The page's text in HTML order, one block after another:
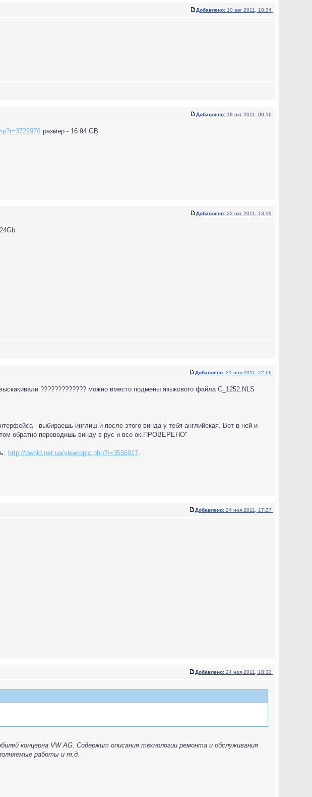
Добавлено: 10 авг 2011, 10:34
Добавлено: 18 окт 2011, 00:16
размер - 16.94 GB
Добавлено: 22 окт 2011, 13:19
Добавлено: 21 ноя 2011, 22:06
????????????? можно вместо подмены языкового файла C_1252.NLS
- выбираешь инглиш и после этого винда у тебя английская. Вот в ней и
обратно переводишь винду в рус и все ок.ПРОВЕРЕНО"
http://dwnld.net.ua/viewtopic.php?t=3556917.
Добавлено: 24 ноя 2011, 17:27
Добавлено: 24 ноя 2011, 18:30
концерна VW AG. Содержит описания технологии ремонта и обслуживания
работы и т.д.